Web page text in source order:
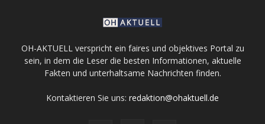
OH-AKTUELL verspricht ein faires und objektives Portal zu
sein, in dem die Leser die besten Informationen, aktuelle
Fakten und unterhaltsame Nachrichten finden.
Kontaktieren Sie uns: redaktion@ohaktuell.de